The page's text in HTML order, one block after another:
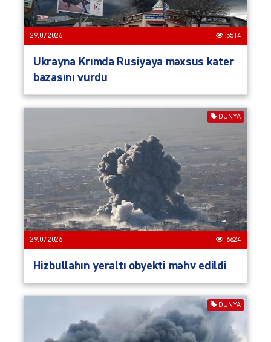
29.07.2026 5514
Ukrayna Krımda Rusiyaya məxsus kater
bazasını vurdu
DÜNYA
29.07.2026 6624
Hizbullahın yeraltı obyekti məhv edildi
DÜNYA